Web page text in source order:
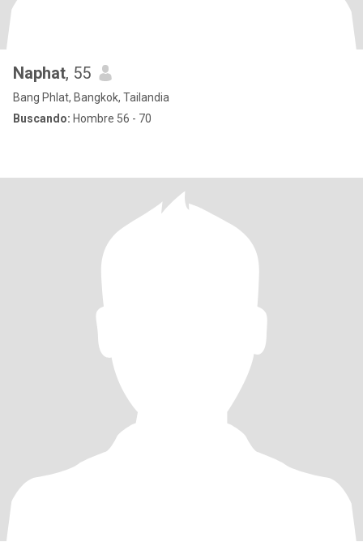
Naphat, 55
Bang Phlat, Bangkok, Tailandia
Buscando: Hombre 56 - 70